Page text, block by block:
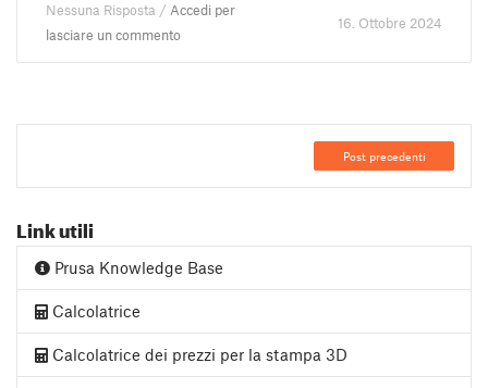
Nessuna Risposta /Accedi per
lasciare un commento
16. Ottobre 2024
Post precedenti
Link utili
Prusa Knowledge Base
Calcolatrice
Calcolatrice dei prezzi per la stampa 3D